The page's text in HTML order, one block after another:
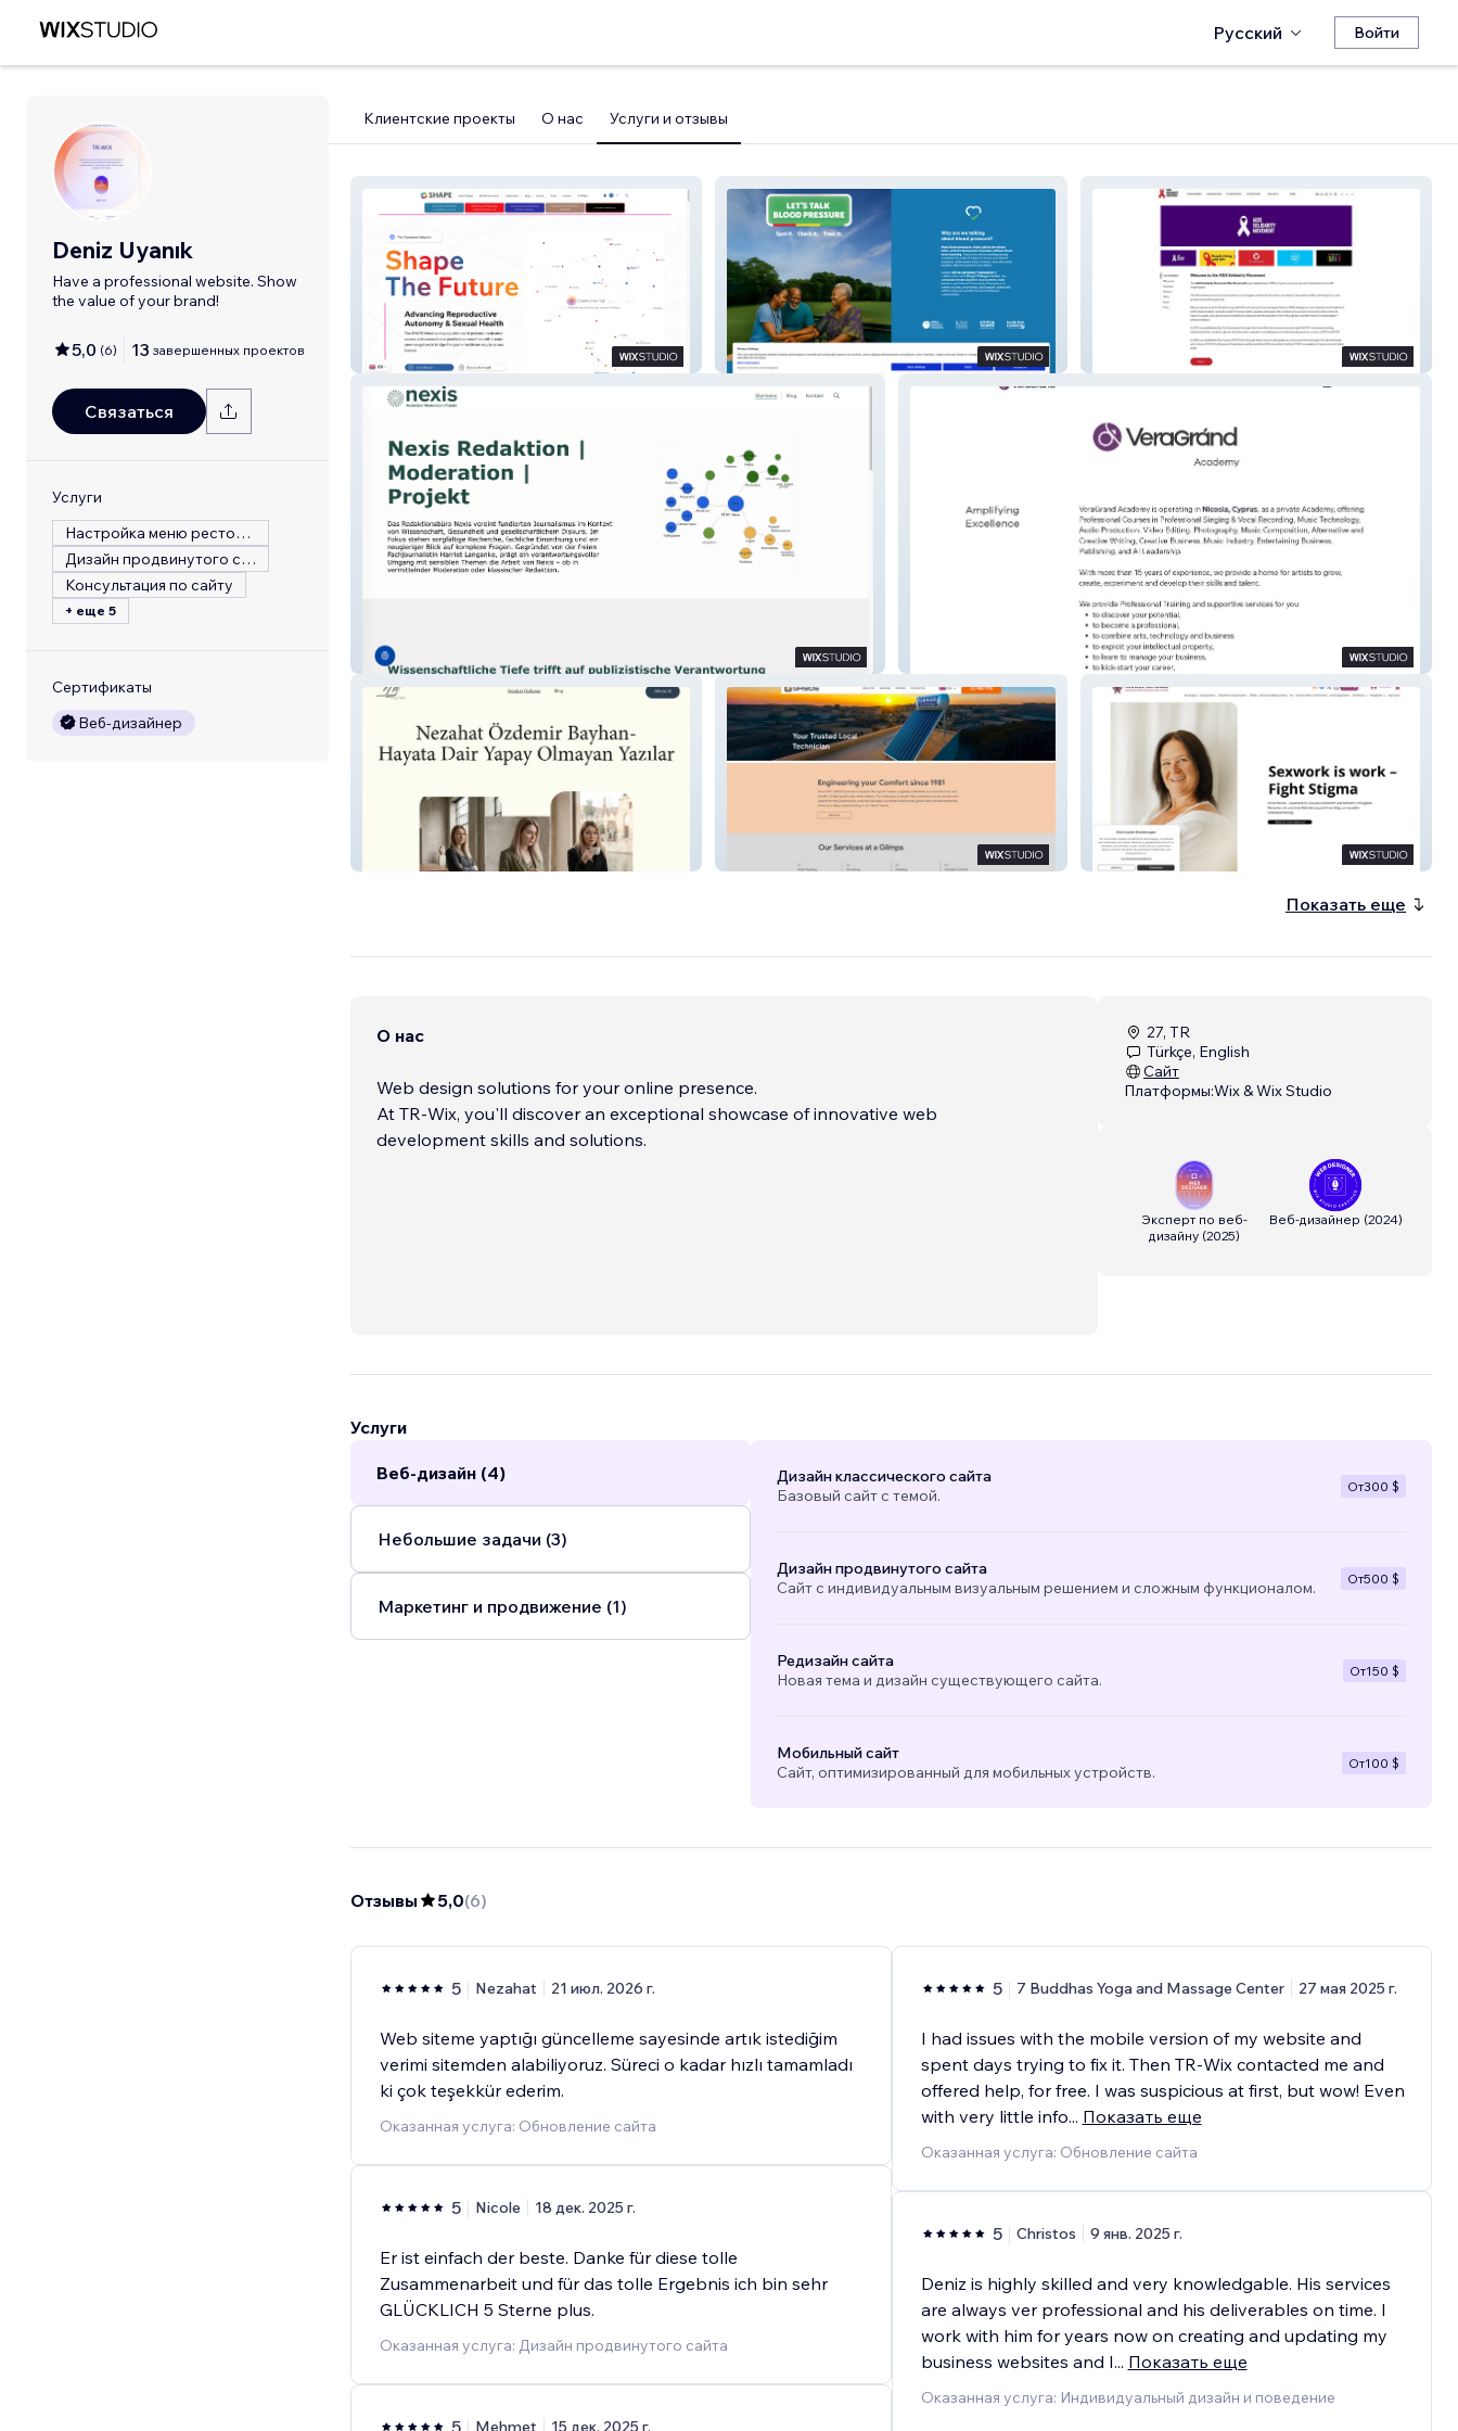
Русский Войти
Deniz Uyanık
Have a professional website. Show
the value of your brand!
5,0 (6) 13 завершенных проектов
Связаться
Услуги
Настройка меню ресторана
Дизайн продвинутого сайта
Консультация по сайту
+ еще 5
Сертификаты
Веб-дизайнер
Клиентские проекты О нас Услуги и отзывы
SHAPE Let's Talk Blood Pressure AIDS Solidarity Movement
Nexis Redaktion
Nezahat Özdemir Nicole Schulze, Sexual Assistance
Показать еще
О нас
Web design solutions for your online presence.
At TR-Wix, you'll discover an exceptional showcase of innovative web
development skills and solutions.
27, TR
Türkçe, English
Сайт
Платформы:Wix & Wix Studio
Эксперт по веб-
дизайну (2025)
Веб-дизайнер (2024)
Услуги
Веб-дизайн (4)
Небольшие задачи (3)
Маркетинг и продвижение (1)
Дизайн классического сайта
Базовый сайт с темой.
От300 $
Дизайн продвинутого сайта
Сайт с индивидуальным визуальным решением и сложным функционалом.
От500 $
Редизайн сайта
Новая тема и дизайн существующего сайта.
От150 $
Мобильный сайт
Сайт, оптимизированный для мобильных устройств.
От100 $
Отзывы 5,0(6)
5 Nezahat 21 июл. 2026 г.
Web siteme yaptığı güncelleme sayesinde artık istediğim
verimi sitemden alabiliyoruz. Süreci o kadar hızlı tamamladı
ki çok teşekkür ederim.
Оказанная услуга: Обновление сайта
5 Nicole 18 дек. 2025 г.
Er ist einfach der beste. Danke für diese tolle
Zusammenarbeit und für das tolle Ergebnis ich bin sehr
GLÜCKLICH 5 Sterne plus.
Оказанная услуга: Дизайн продвинутого сайта
Mehmet 15 дек. 2025 г.
5 7 Buddhas Yoga and Massage Center 27 мая 2025 г.
I had issues with the mobile version of my website and
spent days trying to fix it. Then TR-Wix contacted me and
offered help, for free. I was suspicious at first, but wow! Even
with very little info... Показать еще
Оказанная услуга: Обновление сайта
5 Christos 9 янв. 2025 г.
Deniz is highly skilled and very knowledgable. His services
are always ver professional and his deliverables on time. I
work with him for years now on creating and updating my
business websites and I... Показать еще
Оказанная услуга: Индивидуальный дизайн и поведение